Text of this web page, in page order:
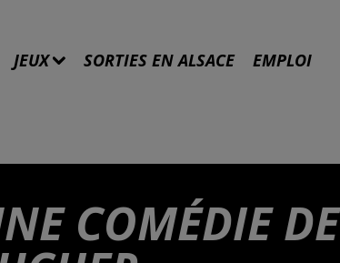
JEUX SORTIES EN ALSACE EMPLOI
COMÉDIE DE